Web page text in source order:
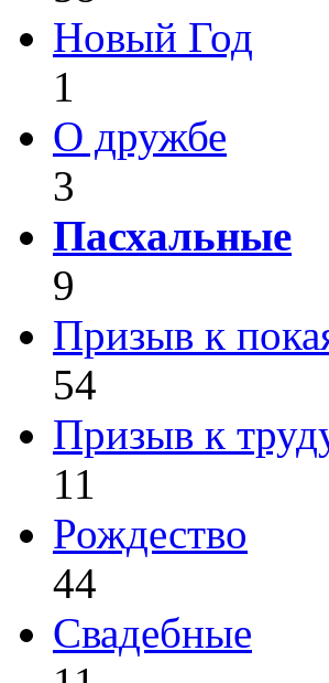
Новый Год
1
О дружбе
3
Пасхальные
9
Призыв к
54
Призыв к
11
Рождество
44
Свадебные